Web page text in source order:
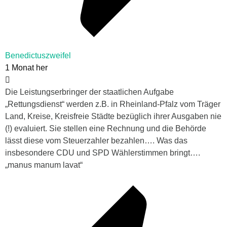
Benedictuszweifel
1 Monat her
Die Leistungserbringer der staatlichen Aufgabe
„Rettungsdienst“ werden z.B. in Rheinland-Pfalz vom Träger
Land, Kreise, Kreisfreie Städte bezüglich ihrer Ausgaben nie
(!) evaluiert. Sie stellen eine Rechnung und die Behörde
lässt diese vom Steuerzahler bezahlen…. Was das
insbesondere CDU und SPD Wählerstimmen bringt….
„manus manum lavat“